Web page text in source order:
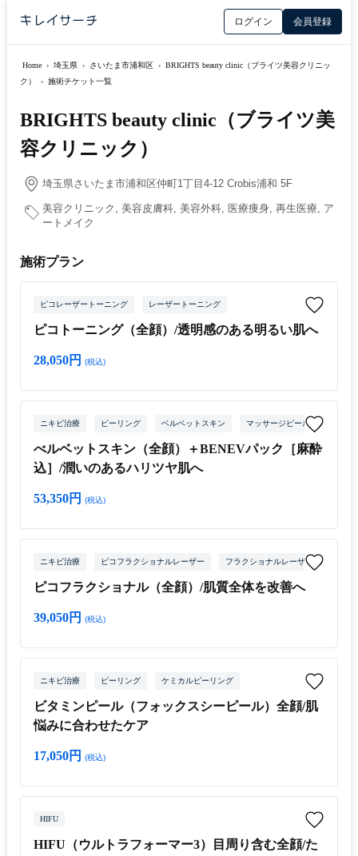
ログイン 会員登録
Home › 埼玉県 › さいたま市浦和区 › BRIGHTS beauty clinic（ブライツ美容クリニッ
ク）
› 施術チケット一覧
BRIGHTS beauty clinic（ブライツ美
容クリニック）
埼玉県さいたま市浦和区仲町1丁目4-12 Crobis浦和 5F
美容クリニック, 美容皮膚科, 美容外科, 医療痩身, 再生医療, ア
ートメイク
施術プラン
ピコレーザートーニング レーザートーニング
ピコトーニング（全顔）/透明感のある明るい肌へ
28,050円 (税込)
ニキビ治療 ピーリング ベルベットスキン マッサージピール
べルベットスキン（全顔）＋BENEVパック［麻酔
込］/潤いのあるハリツヤ肌へ
53,350円 (税込)
ニキビ治療 ピコフラクショナルレーザー フラクショナルレーザー
ピコフラクショナル（全顔）/肌質全体を改善へ
39,050円 (税込)
ニキビ治療 ピーリング ケミカルピーリング
ビタミンピール（フォックスシーピール）全顔/肌
悩みに合わせたケア
17,050円 (税込)
HIFU
HIFU（ウルトラフォーマー3）目周り含む全顔/た